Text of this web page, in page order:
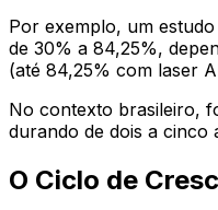
Por exemplo, um
de 30% a 84,25%,
(até 84,25% com laser
No contexto brasileiro,
durando de dois a cinco
O Ciclo de